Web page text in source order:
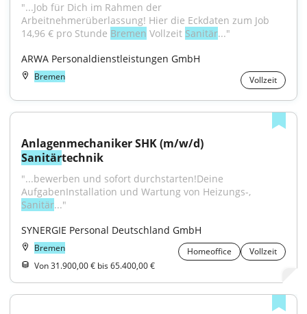
"...Job für Dich im Rahmen der
Arbeitnehmerüberlassung! Hier die Eckdaten zum Job
14,96 € pro Stunde Bremen Vollzeit Sanitär..."
ARWA Personaldienstleistungen GmbH
Bremen Vollzeit
Sanitärtechnik
"...bewerben und sofort durchstarten!Deine
Sanitär..."
SYNERGIE Personal Deutschland GmbH
Bremen Homeoffice
Vollzeit
Von 31.900,00 € bis 65.400,00 €